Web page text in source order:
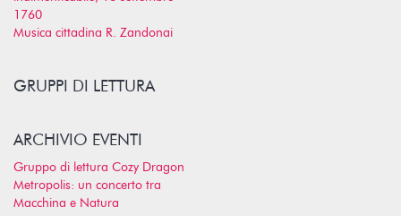
1760
Musica cittadina R. Zandonai
GRUPPI DI LETTURA
ARCHIVIO EVENTI
Gruppo di lettura Cozy Dragon
Metropolis: un concerto tra
Macchina e Natura